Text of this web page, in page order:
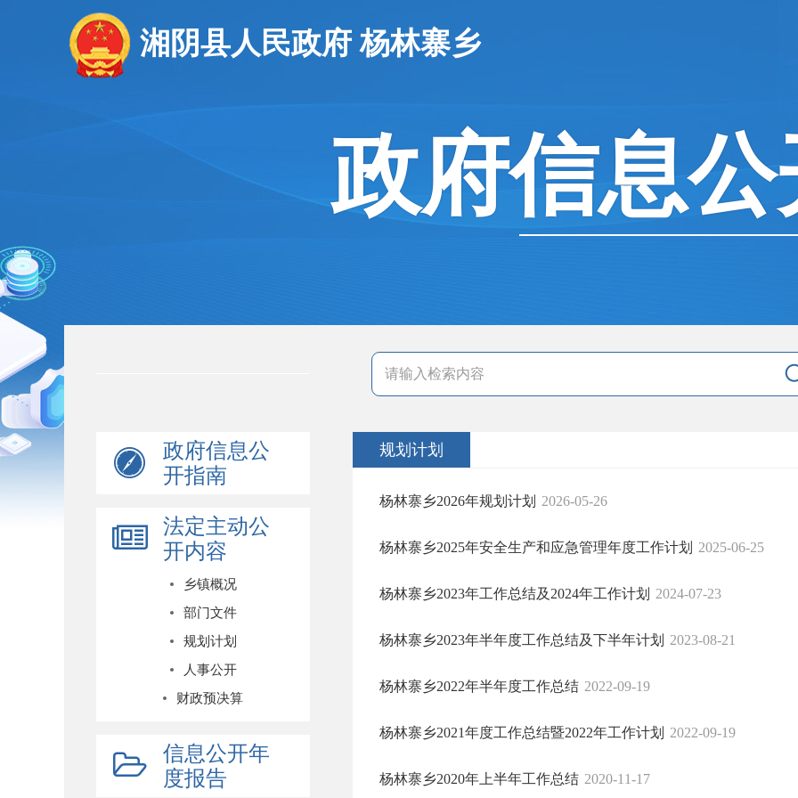
湘阴县人民政府 杨林寨乡
政府信息公
政府信息公
开指南
法定主动公
开内容
乡镇概况
部门文件
规划计划
人事公开
财政预决算
信息公开年
度报告
规划计划
杨林寨乡2026年规划计划 2026-05-26
杨林寨乡2025年安全生产和应急管理年度工作计划 2025-06-25
杨林寨乡2023年工作总结及2024年工作计划 2024-07-23
杨林寨乡2023年半年度工作总结及下半年计划 2023-08-21
杨林寨乡2022年半年度工作总结 2022-09-19
杨林寨乡2021年度工作总结暨2022年工作计划 2022-09-19
杨林寨乡2020年上半年工作总结 2020-11-17